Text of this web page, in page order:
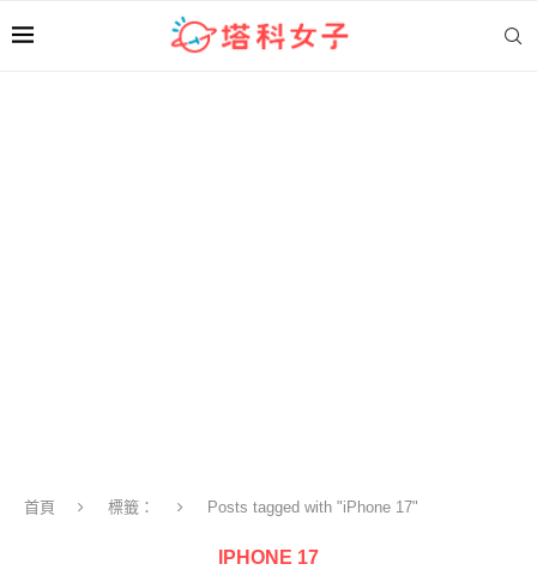
首頁 標籤： Posts tagged with "iPhone 17"
IPHONE 17